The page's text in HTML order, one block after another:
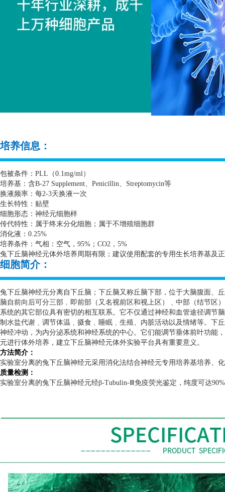
培养信息：
包被条件： PLL （0.1mg/ml）
培养基：含B-27 Supplement、 Penicillin、 Streptomycin等
换液频率：每2-3天换液一次
生长特性：贴壁
细胞形态：神经元细胞样
传代特性：属于终末分化细胞；属于不增殖细胞群
消化液： 0.25%
培养条件：气相：空气， 95% ； CO2 ， 5%
兔下丘脑神经元体外培养周期有限；建议使用配套的专用生长培养基及
细胞简介：
兔下丘脑神经元分离自下丘脑；下丘脑又称丘脑下部，位于大脑腹面、
脑自前向后可分三部﹐即前部（又名视前区和视上区）﹑中部（结节区
系统的其它部位具有密切的相互联系。它不仅通过神经和血管途径调节
制水盐代谢﹑调节体温﹑摄食﹑睡眠﹑生殖、内脏活动以及情绪等。下
神经冲动，为内分泌系统和神经系统的中心。它们能调节垂体前叶功能
元进行体外培养，建立下丘脑神经元体外实验平台具有重要意义。
方法简介：
实验室分离的兔下丘脑神经元采用消化法结合神经元专用培养基培养、
质量检测：
实验室分离的兔下丘脑神经元经β-Tubulin- Ⅲ免疫荧光鉴定，纯度可达90%